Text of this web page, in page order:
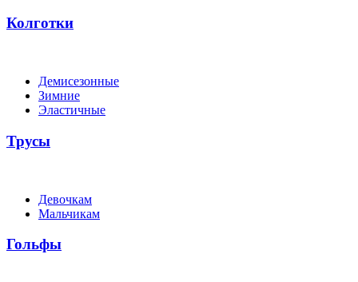
Колготки
Демисезонные
Зимние
Эластичные
Трусы
Девочкам
Мальчикам
Гольфы